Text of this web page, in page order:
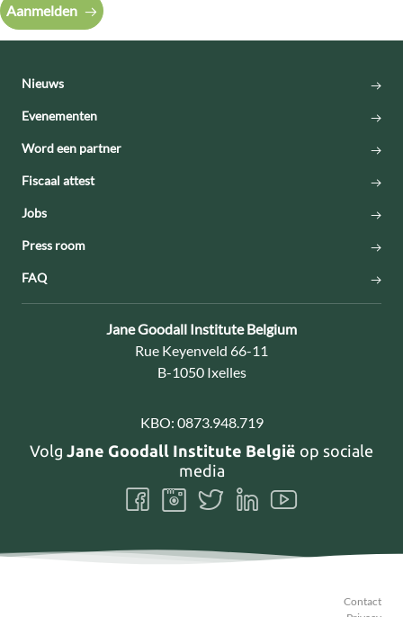
Aanmelden
Nieuws
Evenementen
Word een partner
Fiscaal attest
Jobs
Press room
FAQ
Contact:
Jane Goodall Institute Belgium
Adres:
Rue Keyenveld 66-11
B-1050 Ixelles
KBO: 0873.948.719
Volg Jane Goodall Institute België op sociale
media
Volg
ons
Volg
ons
Volg
ons
Volg
ons
Volg
ons
Contact